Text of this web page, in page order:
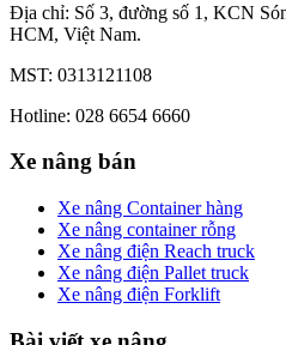
Địa chỉ: Số 3, đường số 1, KCN
HCM, Việt Nam.
MST: 0313121108
Hotline: 028 6654 6660
Xe nâng bán
Xe nâng Container hàng
Xe nâng container rỗng
Xe nâng điện Reach truck
Xe nâng điện Pallet truck
Xe nâng điện Forklift